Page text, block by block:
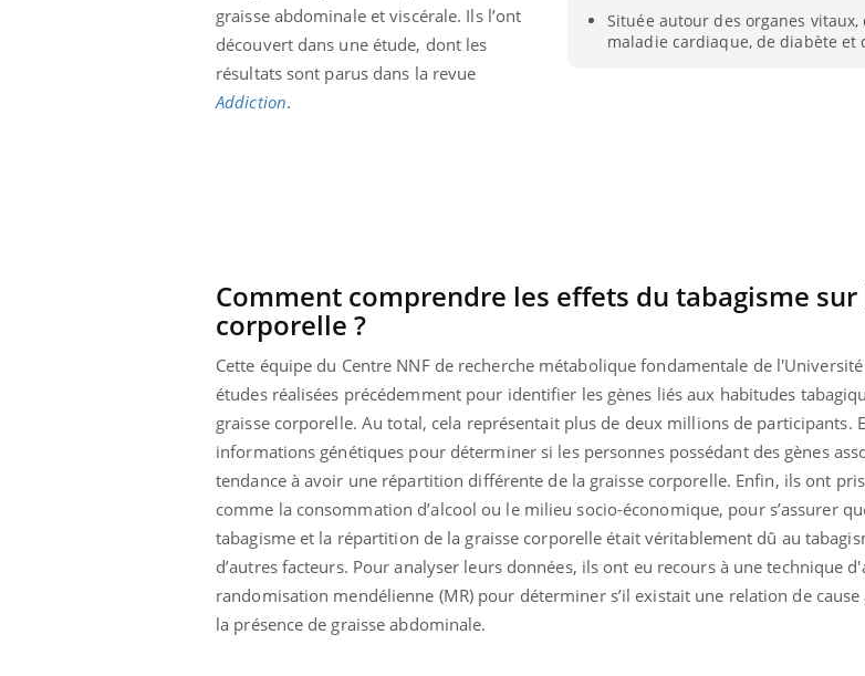
Située autour des organes
maladie cardiaque, de diabète et
graisse abdominale et viscérale. Ils l’ont
découvert dans une étude, dont les
résultats sont parus dans la revue
Addiction.
Comment comprendre les effets du tabagisme sur
corporelle ?
Cette équipe du Centre NNF de recherche métabolique fondamentale de
études réalisées précédemment pour identifier les gènes liés aux habitudes
graisse corporelle. Au total, cela représentait plus de deux millions de participants.
informations génétiques pour déterminer si les personnes possédant des gènes
tendance à avoir une répartition différente de la graisse corporelle. Enfin, ils ont
comme la consommation d’alcool ou le milieu socio-économique, pour s’assurer
tabagisme et la répartition de la graisse corporelle était véritablement dû au
d’autres facteurs. Pour analyser leurs données, ils ont eu recours à une technique
randomisation mendélienne (MR) pour déterminer s’il existait une relation de
la présence de graisse abdominale.